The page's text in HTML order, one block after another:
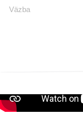
Väzba